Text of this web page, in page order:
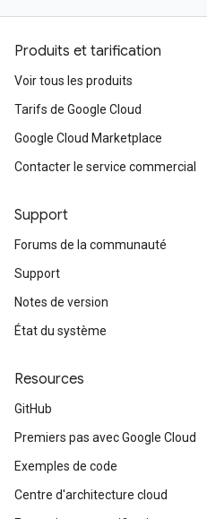
Produits et tarification
Voir tous les produits
Tarifs de Google Cloud
Google Cloud Marketplace
Contacter le service commercial
Support
Forums de la communauté
Support
Notes de version
État du système
Resources
GitHub
Premiers pas avec Google Cloud
Exemples de code
Centre d'architecture cloud